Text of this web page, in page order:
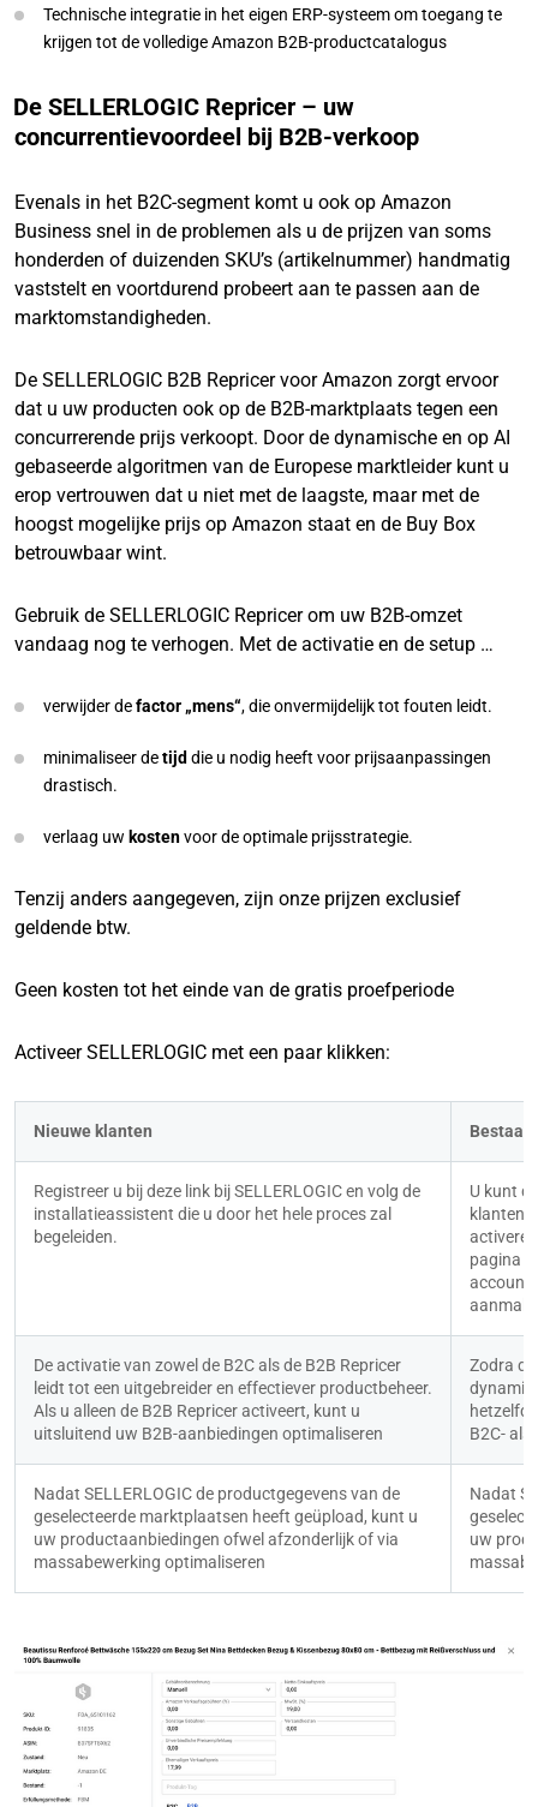
Technische integratie in het eigen ERP-systeem om toegang te
krijgen tot de volledige Amazon B2B-productcatalogus
De SELLERLOGIC Repricer – uw
concurrentievoordeel bij B2B-verkoop
Evenals in het B2C-segment komt u ook op Amazon
Business snel in de problemen als u de prijzen van soms
honderden of duizenden SKU’s (artikelnummer) handmatig
vaststelt en voortdurend probeert aan te passen aan de
marktomstandigheden.
De SELLERLOGIC B2B Repricer voor Amazon zorgt ervoor
dat u uw producten ook op de B2B-marktplaats tegen een
concurrerende prijs verkoopt. Door de dynamische en op AI
gebaseerde algoritmen van de Europese marktleider kunt u
erop vertrouwen dat u niet met de laagste, maar met de
hoogst mogelijke prijs op Amazon staat en de Buy Box
betrouwbaar wint.
Gebruik de SELLERLOGIC Repricer om uw B2B-omzet
vandaag nog te verhogen. Met de activatie en de setup …
verwijder defactor „mens“, die onvermijdelijk tot fouten leidt.
minimaliseer detijd die u nodig heeft voor prijsaanpassingen
drastisch.
verlaag uw kostenvoor de optimale prijsstrategie.
Tenzij anders aangegeven, zijn onze prijzen exclusief
geldende btw.
Geen kosten tot het einde van de gratis proefperiode
Activeer SELLERLOGIC met een paar klikken:
Nieuwe klanten
Registreer u bij deze link bij SELLERLOGIC en volg de
installatieassistent die u door het hele proces zal
begeleiden.
U kunt
pagina
account
De activatie van zowel de B2C als de B2B Repricer
leidt tot een uitgebreider en effectiever productbeheer.
Als u alleen de B2B Repricer activeert, kunt u
uitsluitend uw B2B-aanbiedingen optimaliseren
Zodra
B2C- als
Nadat SELLERLOGIC de productgegevens van de
geselecteerde marktplaatsen heeft geüpload, kunt u
uw productaanbiedingen ofwel afzonderlijk of via
massabewerking optimaliseren
Nadat
uw